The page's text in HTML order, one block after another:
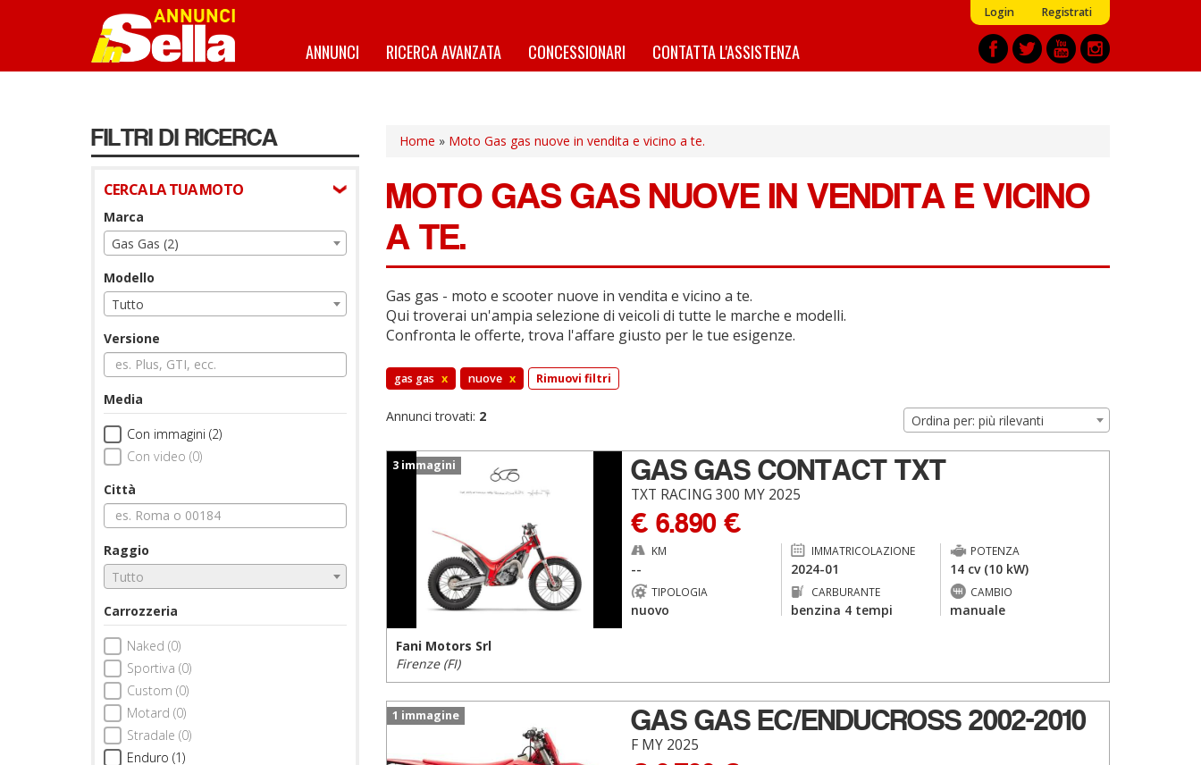
Login Registrati
ANNUNCI RICERCA AVANZATA CONCESSIONARI CONTATTA L'ASSISTENZA
FILTRI DI RICERCA
CERCA LA TUA MOTO
Marca
Gas Gas (2)
Modello
Tutto
Versione
Media
Con immagini (2)
Con video (0)
Città
Raggio
Tutto
Carrozzeria
Naked (0)
Sportiva (0)
Custom (0)
Motard (0)
Stradale (0)
Enduro (1)
Home » Moto Gas gas nuove in vendita e vicino a te.
MOTO GAS GAS NUOVE IN VENDITA E VICINO
A TE.
Gas gas - moto e scooter nuove in vendita e vicino a te.
Qui troverai un'ampia selezione di veicoli di tutte le marche e modelli.
Confronta le offerte, trova l'affare giusto per le tue esigenze.
gas gas x nuove x Rimuovi filtri
Annunci trovati: 2 Ordina per: più rilevanti
3 immagini GAS GAS CONTACT TXT
TXT RACING 300 MY 2025
€ 6.890 €
KM
--
IMMATRICOLAZIONE
2024-01
POTENZA
14 cv (10 kW)
TIPOLOGIA
nuovo
CARBURANTE
benzina 4 tempi
CAMBIO
manuale
Fani Motors Srl
Firenze (FI)
1 immagine GAS GAS EC/ENDUCROSS 2002-2010
F MY 2025